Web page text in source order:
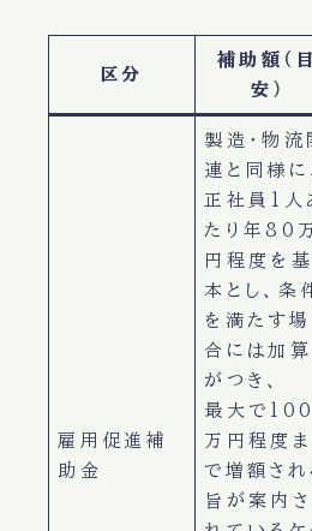
区分
補助額（目
安）
雇用促進補
助金
製造・物流
連と同様に
正社員1人
たり年80
円程度を基
本とし、条
を満たす場
合には加算
がつき、
最大で100
万円程度ま
で増額され
旨が案内さ